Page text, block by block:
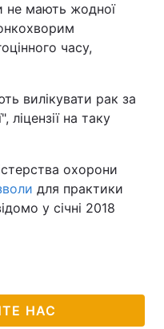
не мають жодної
часу,
вилікувати рак за
ліцензії на таку
охорони
для практики
у січні 2018
НАС